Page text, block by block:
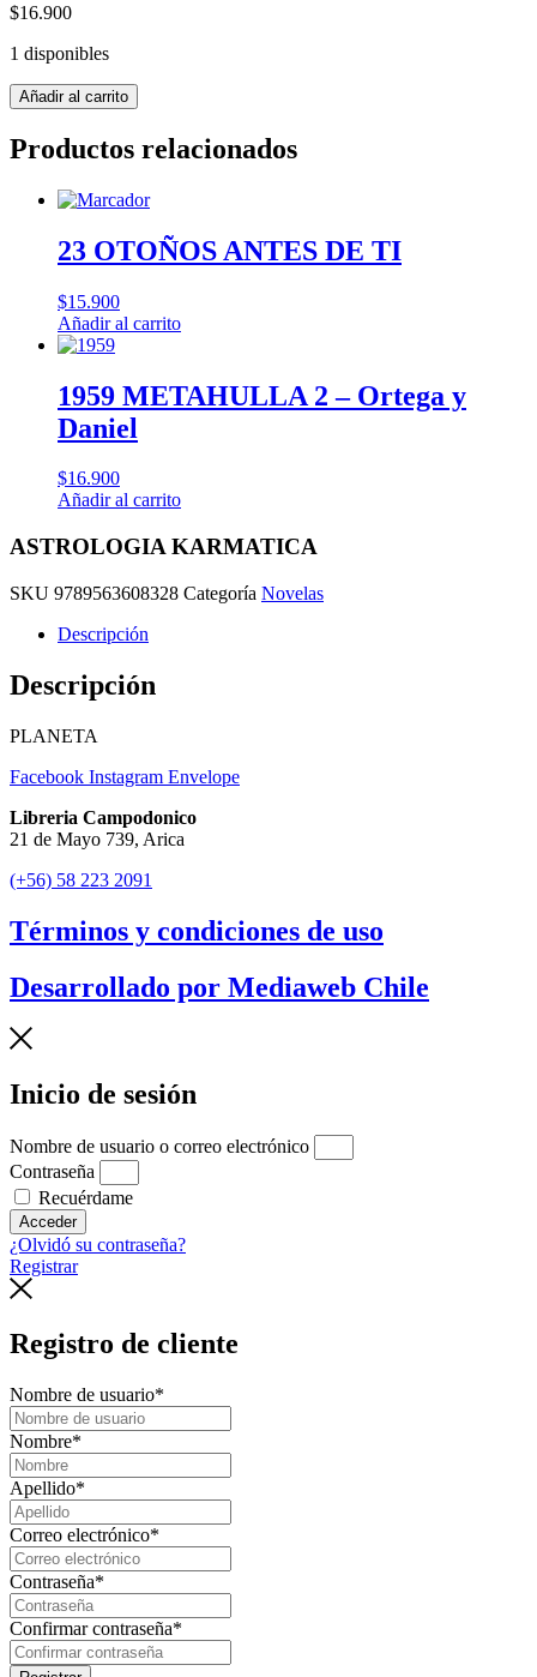
$16.900
1 disponibles
ASTROLOGIA
KARMATICA
cantidad
Añadir al carrito
Productos relacionados
23 OTOÑOS ANTES DE TI
$15.900
Añadir al carrito
1959 METAHULLA 2 – Ortega y
Daniel
$16.900
Añadir al carrito
ASTROLOGIA KARMATICA
SKU 9789563608328 Categoría Novelas
Descripción
Descripción
PLANETA
Facebook Instagram Envelope
Libreria Campodonico
21 de Mayo 739, Arica
(+56) 58 223 2091
Términos y condiciones de uso
Desarrollado por Mediaweb Chile
Inicio de sesión
Nombre de usuario o correo electrónico
Contraseña
Recuérdame
Acceder
¿Olvidó su contraseña?
Registrar
Registro de cliente
Nombre de usuario*
Nombre*
Apellido*
Correo electrónico*
Contraseña*
Confirmar contraseña*